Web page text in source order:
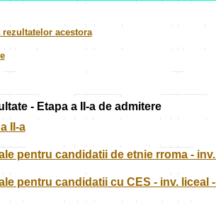
acestora
- Etapa a II-a de admitere
II-a
pentru candidatii de etnie rroma - inv.
pentru candidatii cu CES - inv. liceal -